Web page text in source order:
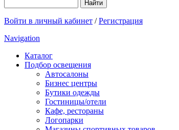
Войти в личный кабинет /Регистрация
Navigation
Каталог
Подбор освещения
Автосалоны
Бизнес центры
Бутики одежды
Гостиницы/отели
Кафе, рестораны
Логопарки